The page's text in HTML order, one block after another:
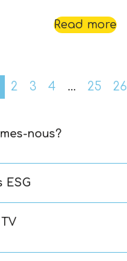
Read more
2 3 4 … 25 26
nous?
ESG